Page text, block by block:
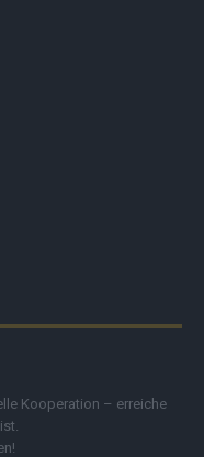
Kooperation – erreiche